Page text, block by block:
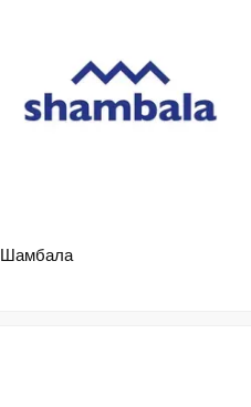
Шамбала